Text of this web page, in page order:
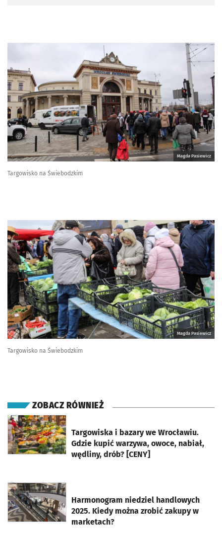
Magda Pasiewicz
Targowisko na Świebodzkim
Magda Pasiewicz
Targowisko na Świebodzkim
ZOBACZ RÓWNIEŻ
Targowiska i bazary we Wrocławiu.
Gdzie kupić warzywa, owoce, nabiał,
wędliny, drób? [CENY]
otworzy się w nowej karcie
Harmonogram niedziel handlowych
2025. Kiedy można zrobić zakupy w
marketach?
otworzy się w nowej karcie